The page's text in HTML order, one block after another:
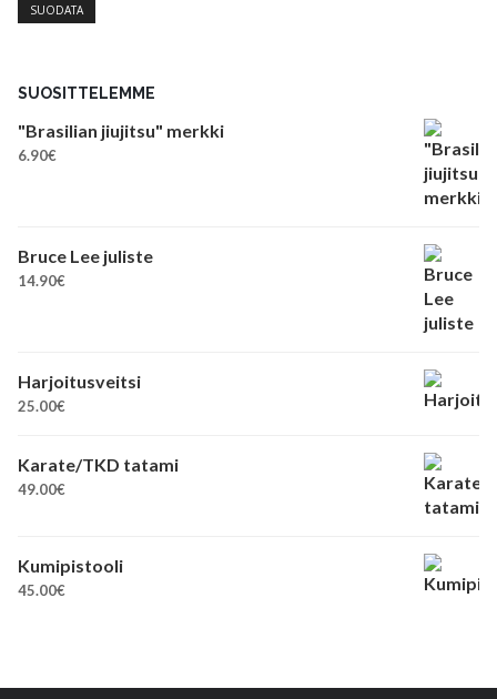
SUODATA
SUOSITTELEMME
"Brasilian jiujitsu" merkki
6.90€
Bruce Lee juliste
14.90€
Harjoitusveitsi
25.00€
Karate/TKD tatami
49.00€
Kumipistooli
45.00€